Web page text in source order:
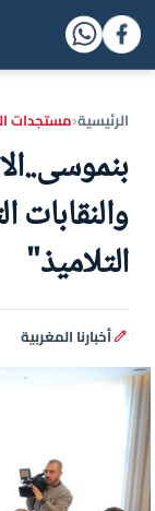
الرئيسية‹مستجدات
التلاميذ"
أخبارنا المغربية